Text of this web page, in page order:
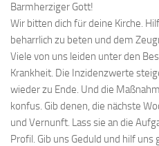
Barmherziger Gott!
Wir bitten dich für deine Kirche.
beharrlich zu beten und dem
Viele von uns leiden unter den
Krankheit. Die Inzidenzwerte
wieder zu Ende. Und die
konfus. Gib denen, die nächste
und Vernunft. Lass sie an die
Profil. Gib uns Geduld und hilf